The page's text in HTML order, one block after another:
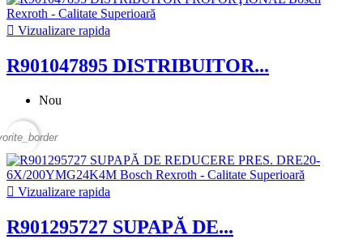
 Vizualizare rapida
R901047895 DISTRIBUITOR...
Nou
 Vizualizare rapida
R901295727 SUPAPĂ DE...